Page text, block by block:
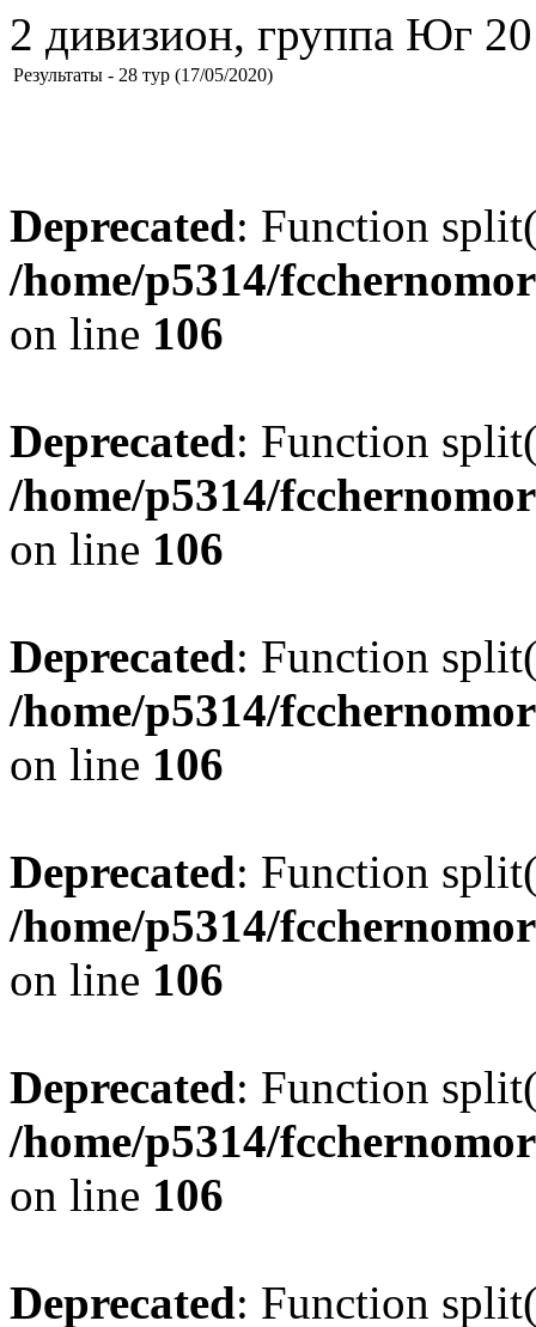
2 дивизион, группа Юг
Результаты - 28 тур (17/05/2020)
Deprecated: Function
/home/p5314/
on line 106
Deprecated: Function
/home/p5314/
on line 106
Deprecated: Function
/home/p5314/
on line 106
Deprecated: Function
/home/p5314/
on line 106
Deprecated: Function
/home/p5314/
on line 106
Deprecated: Function